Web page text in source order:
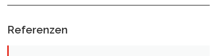
Referenzen